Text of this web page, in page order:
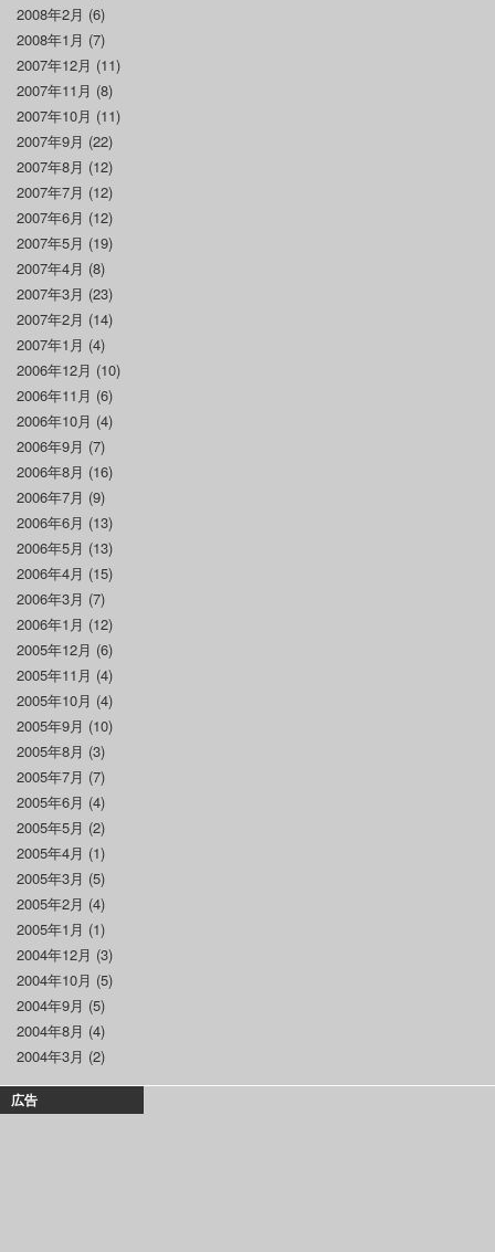
2008年2月 (6)
2008年1月 (7)
2007年12月 (11)
2007年11月 (8)
2007年10月 (11)
2007年9月 (22)
2007年8月 (12)
2007年7月 (12)
2007年6月 (12)
2007年5月 (19)
2007年4月 (8)
2007年3月 (23)
2007年2月 (14)
2007年1月 (4)
2006年12月 (10)
2006年11月 (6)
2006年10月 (4)
2006年9月 (7)
2006年8月 (16)
2006年7月 (9)
2006年6月 (13)
2006年5月 (13)
2006年4月 (15)
2006年3月 (7)
2006年1月 (12)
2005年12月 (6)
2005年11月 (4)
2005年10月 (4)
2005年9月 (10)
2005年8月 (3)
2005年7月 (7)
2005年6月 (4)
2005年5月 (2)
2005年4月 (1)
2005年3月 (5)
2005年2月 (4)
2005年1月 (1)
2004年12月 (3)
2004年10月 (5)
2004年9月 (5)
2004年8月 (4)
2004年3月 (2)
広告